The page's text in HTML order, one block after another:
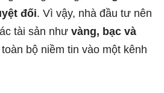
đối. Vì vậy, nhà đầu tư nên
tài sản như vàng, bạc và
bộ niềm tin vào một kênh